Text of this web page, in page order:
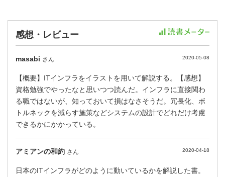
感想・レビュー
masabi さん 2020-05-08
【概要】ITインフラをイラストを用いて解説する。【感想】
資格勉強でやったなと思いつつ読んだ。インフラに直接関わ
る職ではないが、知っておいて損はなさそうだ。冗長化、ボ
トルネックを減らす施策などシステムの設計でどれだけ考慮
できるかにかかっている。
アミアンの和約 さん 2020-04-18
日本のITインフラがどのように動いているかを解説した書。